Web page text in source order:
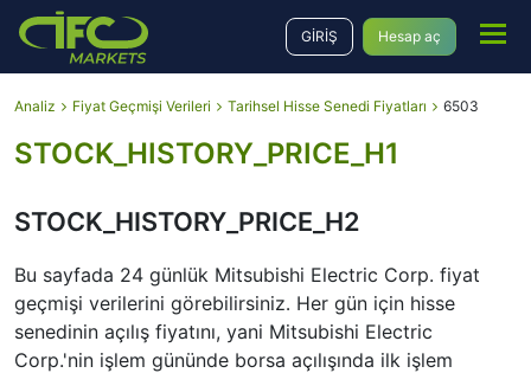
GİRİŞ Hesap aç
Analiz Fiyat Geçmişi Verileri Tarihsel Hisse Senedi Fiyatları 6503
STOCK_HISTORY_PRICE_H1
STOCK_HISTORY_PRICE_H2
Bu sayfada 24 günlük Mitsubishi Electric Corp. fiyat
geçmişi verilerini görebilirsiniz․ Her gün için hisse
senedinin açılış fiyatını, yani Mitsubishi Electric
Corp.'nin işlem gününde borsa açılışında ilk işlem